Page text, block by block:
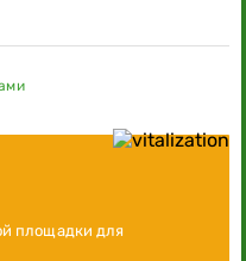
площадки для